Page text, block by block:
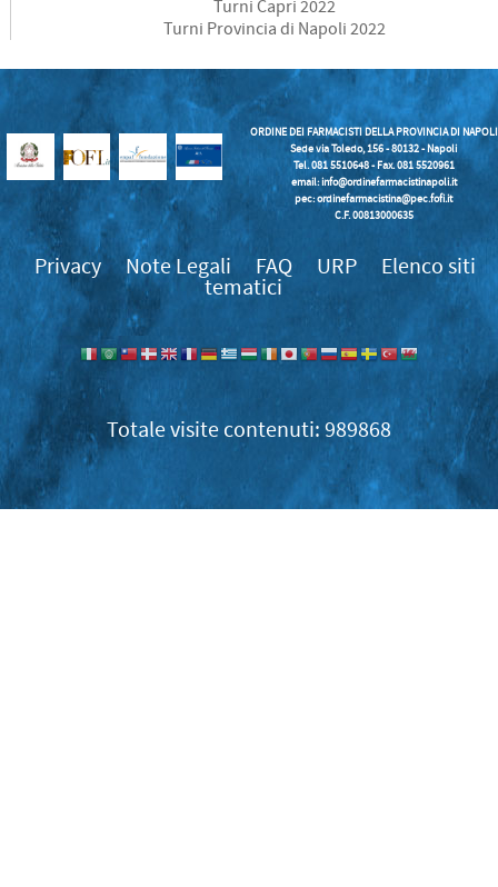
Turni Capri 2022
Turni Provincia di Napoli 2022
ORDINE DEI FARMACISTI DELLA PROVINCIA DI NAPOLI
Sede via Toledo, 156 - 80132 - Napoli
Tel. 081 5510648 - Fax. 081 5520961
email:info@ordinefarmacistinapoli.it
pec: ordinefarmacistina@pec.fofi.it
C.F. 00813000635
Privacy Note Legali FAQ URP
Elenco siti
tematici
989868